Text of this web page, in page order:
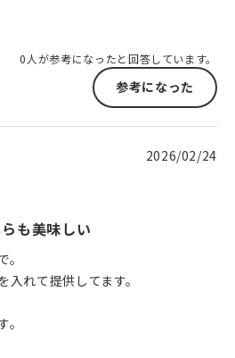
0人が参考になったと回答しています。
参考になった
2026/02/24
も美味しい
れて提供してます。